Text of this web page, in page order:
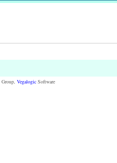
Group, VegalogicSoftware